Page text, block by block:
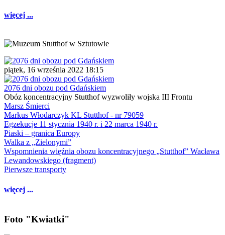
więcej ...
piątek, 16 września 2022 18:15
2076 dni obozu pod Gdańskiem
Obóz koncentracyjny Stutthof wyzwoliły wojska III Frontu
Marsz Śmierci
Markus Włodarczyk KL Stutthof - nr 79059
Egzekucje 11 stycznia 1940 r. i 22 marca 1940 r.
Piaski – granica Europy
Walka z „Zielonymi”
Wspomnienia więźnia obozu koncentracyjnego „Stutthof” Wacława
Lewandowskiego (fragment)
Pierwsze transporty
więcej ...
Foto "Kwiatki"